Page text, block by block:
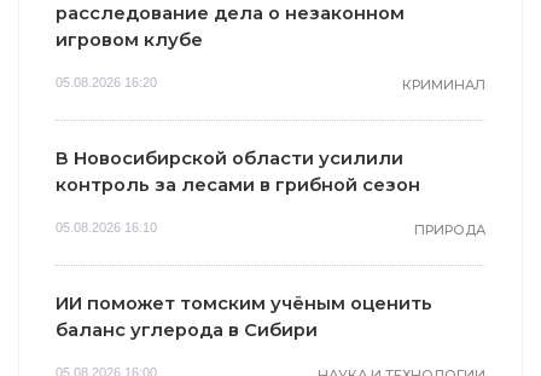
расследование дела о незаконном
игровом клубе
05.08.2026 16:20 КРИМИНАЛ
В Новосибирской области усилили
контроль за лесами в грибной сезон
05.08.2026 16:10 ПРИРОДА
ИИ поможет томским учёным оценить
баланс углерода в Сибири
05.08.2026 16:00